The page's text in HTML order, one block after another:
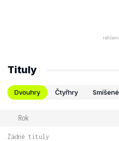
Tituly
Dvouhry Čtyřhry
Rok
Žádné tituly